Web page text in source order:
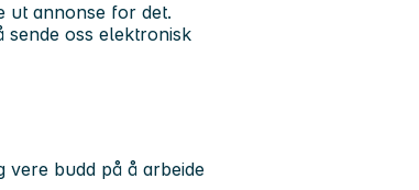
ut annonse for det.
sende oss elektronisk
budd på å arbeide